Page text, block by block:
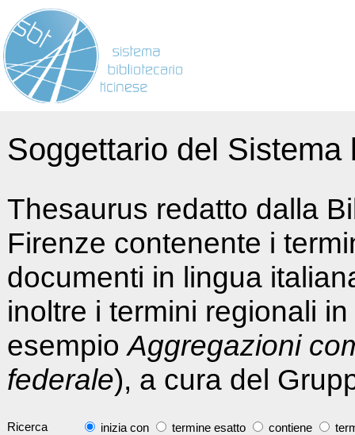
Soggettario del
Thesaurus redatto dalla
Firenze contenente i
documenti in lingua
inoltre i termini regionali
esempioAggregazioni
federale), a cura del
Ricerca inizia con termine esatto contiene